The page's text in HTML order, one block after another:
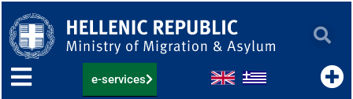
to
content
e-services